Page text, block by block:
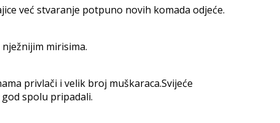
već stvaranje potpuno novih komada odjeće.
mirisima.
privlači i velik broj muškaraca.Svijeće
spolu pripadali.